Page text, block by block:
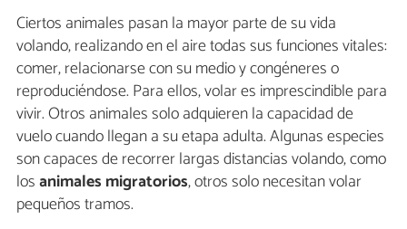
Ciertos animales pasan la mayor parte de su vida
volando, realizando en el aire todas sus funciones vitales:
comer, relacionarse con su medio y congéneres o
reproduciéndose. Para ellos, volar es imprescindible para
vivir. Otros animales solo adquieren la capacidad de
vuelo cuando llegan a su etapa adulta. Algunas especies
son capaces de recorrer largas distancias volando, como
losanimales migratorios, otros solo necesitan volar
pequeños tramos.